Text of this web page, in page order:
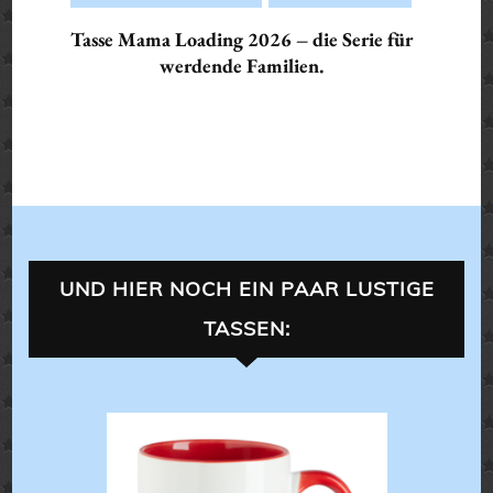
Tasse Mama Loading 2026 – die Serie für
werdende Familien.
UND HIER NOCH EIN PAAR LUSTIGE
TASSEN:
ALLES